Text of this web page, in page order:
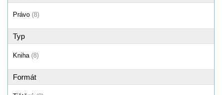
Právo (8)
Typ
Kniha (8)
Formát